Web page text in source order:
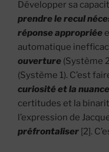
Développer sa
prendre le recul
réponse appropriée
automatique
ouverture (Système
(Système 1). C’est
curiosité et la nuance
certitudes et la
l’expression de
préfrontaliser [2].